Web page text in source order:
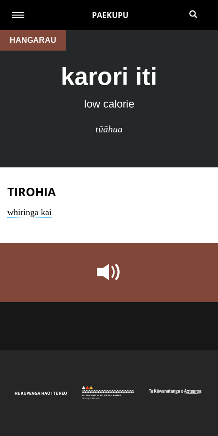
PAEKUPU
HANGARAU
karori iti
low calorie
tūāhua
TIROHIA
whiringa kai